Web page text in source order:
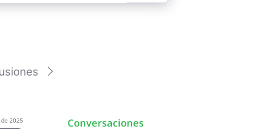
2025
Conversaciones